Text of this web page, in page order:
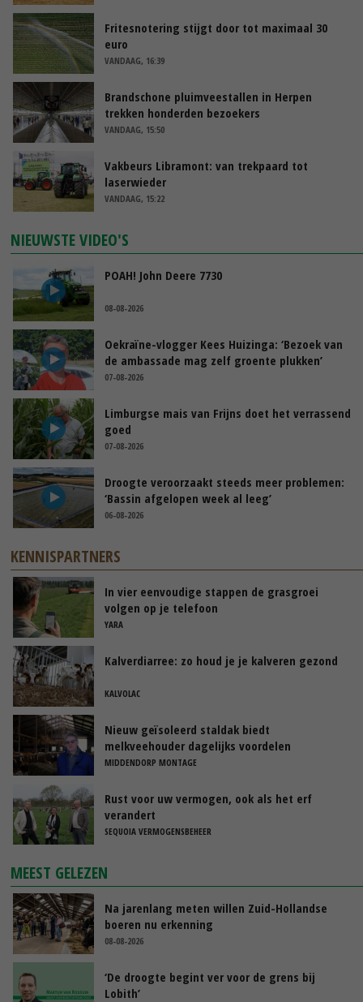
Fritesnotering stijgt door tot maximaal 30
euro
VANDAAG, 16:39
Brandschone pluimveestallen in Herpen
trekken honderden bezoekers
VANDAAG, 15:50
Vakbeurs Libramont: van trekpaard tot
laserwieder
VANDAAG, 15:22
NIEUWSTE VIDEO'S
POAH! John Deere 7730
08-08-2026
Oekraïne-vlogger Kees Huizinga: ‘Bezoek van
de ambassade mag zelf groente plukken’
07-08-2026
Limburgse mais van Frijns doet het verrassend
goed
07-08-2026
Droogte veroorzaakt steeds meer problemen:
‘Bassin afgelopen week al leeg’
06-08-2026
KENNISPARTNERS
In vier eenvoudige stappen de grasgroei
volgen op je telefoon
YARA
Kalverdiarree: zo houd je je kalveren gezond
KALVOLAC
Nieuw geïsoleerd staldak biedt
melkveehouder dagelijks voordelen
MIDDENDORP MONTAGE
Rust voor uw vermogen, ook als het erf
verandert
SEQUOIA VERMOGENSBEHEER
MEEST GELEZEN
Na jarenlang meten willen Zuid-Hollandse
boeren nu erkenning
08-08-2026
‘De droogte begint ver voor de grens bij
Lobith’